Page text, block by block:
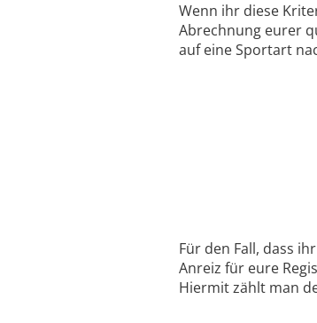
Wenn ihr diese
Abrechnung eurer
auf eine Sportart
Für den Fall, dass
Anreiz für eure
Hiermit zählt man